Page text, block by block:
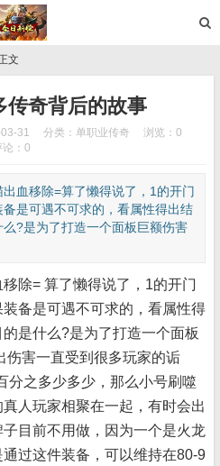
文
传奇背后的故事
31 分类： 单职业传奇
浏览：0
论：0
移除=算了懒得说了，1的开门
是可遇不可求的，看属性得出结
?是为了打造一个面板巨额伤害
= 算了懒得说了，1的开门
备是可遇不可求的，看属性得
是什么?是为了打造一个面板
伤害一直受到很多玩家的诟
分之多少多少，那么小号刷噬
人玩家相聚在一起，有时会出
目前不用做，因为一个是火龙
过这件装备，可以维持在80-9